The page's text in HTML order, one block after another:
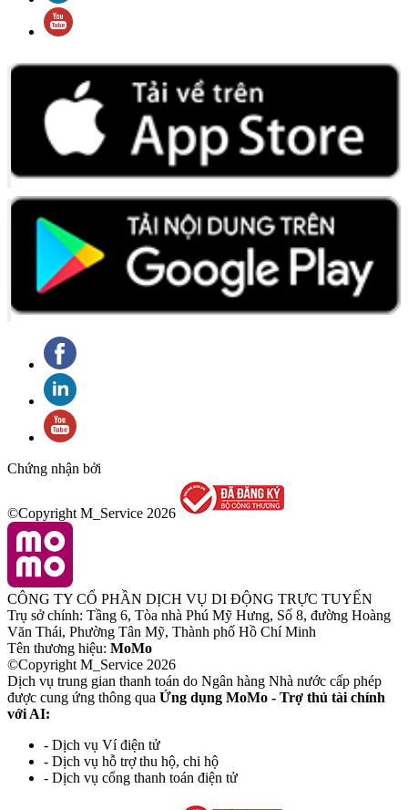
Chứng nhận bởi
©Copyright M_Service 2026
CÔNG TY CỔ PHẦN DỊCH VỤ DI ĐỘNG TRỰC TUYẾN
Trụ sở chính: Tầng 6, Tòa nhà Phú Mỹ Hưng, Số 8, đường Hoàng
Văn Thái, Phường Tân Mỹ, Thành phố Hồ Chí Minh
Tên thương hiệu: MoMo
©Copyright M_Service 2026
Dịch vụ trung gian thanh toán do Ngân hàng Nhà nước cấp phép
được cung ứng thông qua Ứng dụng MoMo - Trợ thủ tài chính
với AI:
- Dịch vụ Ví điện tử
- Dịch vụ hỗ trợ thu hộ, chi hộ
- Dịch vụ cổng thanh toán điện tử